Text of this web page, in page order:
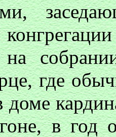
где
доме
в год